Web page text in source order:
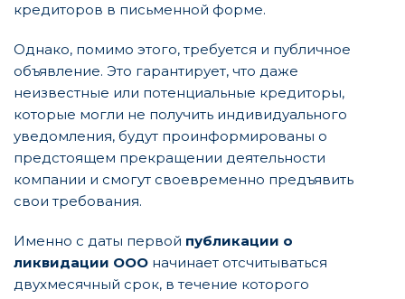
кредиторов в письменной форме.
Однако, помимо этого, требуется и публичное
объявление. Это гарантирует, что даже
неизвестные или потенциальные кредиторы,
которые могли не получить индивидуального
уведомления, будут проинформированы о
предстоящем прекращении деятельности
компании и смогут своевременно предъявить
свои требования.
Именно с даты первой публикации о
ликвидации ООО начинает отсчитываться
двухмесячный срок, в течение которого